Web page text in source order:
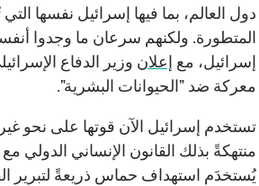
دول العالم، بما فيها إسرائيل نفسها
المتطورة. ولكنهم سرعان ما وجدوا
إسرائيل، مع إعلان وزير الدفاع
معركة ضد "الحيوانات البشرية".
تستخدم إسرائيل الآن قوتها على نحو
منتهكةً بذلك القانون الإنساني الدولي
يُستخدَم استهداف حماس ذريعةً لتبرير